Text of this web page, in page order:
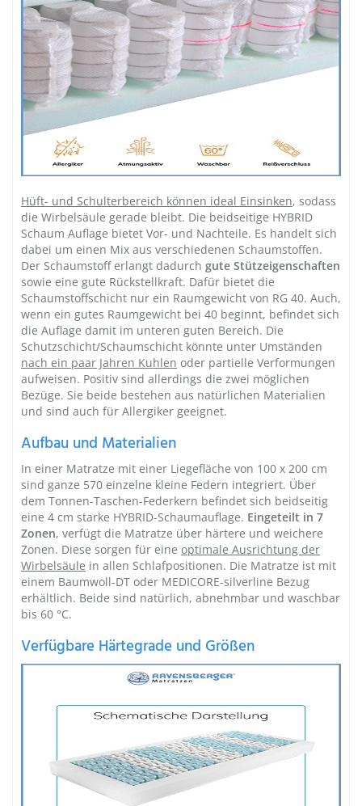
Hüft- und Schulterbereich können ideal Einsinken, sodass
die Wirbelsäule gerade bleibt. Die beidseitige HYBRID
Schaum Auflage bietet Vor- und Nachteile. Es handelt sich
dabei um einen Mix aus verschiedenen Schaumstoffen.
Der Schaumstoff erlangt dadurch gute Stützeigenschaften
sowie eine gute Rückstellkraft. Dafür bietet die
Schaumstoffschicht nur ein Raumgewicht von RG 40. Auch,
wenn ein gutes Raumgewicht bei 40 beginnt, befindet sich
die Auflage damit im unteren guten Bereich. Die
Schutzschicht/Schaumschicht könnte unter Umständen
nach ein paar Jahren Kuhlen oder partielle Verformungen
aufweisen. Positiv sind allerdings die zwei möglichen
Bezüge. Sie beide bestehen aus natürlichen Materialien
und sind auch für Allergiker geeignet.
Aufbau und Materialien
In einer Matratze mit einer Liegefläche von 100 x 200 cm
sind ganze 570 einzelne kleine Federn integriert. Über
dem Tonnen-Taschen-Federkern befindet sich beidseitig
eine 4 cm starke HYBRID-Schaumauflage. Eingeteilt in 7
Zonen, verfügt die Matratze über härtere und weichere
Zonen. Diese sorgen für eine optimale Ausrichtung der
Wirbelsäule in allen Schlafpositionen. Die Matratze ist mit
einem Baumwoll-DT oder MEDICORE-silverline Bezug
erhältlich. Beide sind natürlich, abnehmbar und waschbar
bis 60 °C.
Verfügbare Härtegrade und Größen